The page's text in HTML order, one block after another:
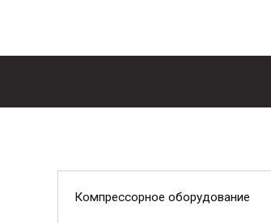
Компрессорное оборудование